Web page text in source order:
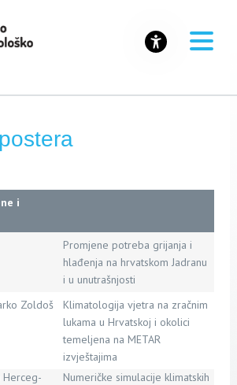
i
Promjene potreba grijanja i
hlađenja na hrvatskom Jadranu
i u unutrašnjosti
Zoldoš
Klimatologija vjetra na zračnim
lukama u Hrvatskoj i okolici
temeljena na METAR
izvještajima
Herceg-
Numeričke simulacije klimatskih